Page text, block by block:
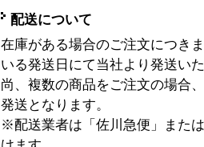
配送について
在庫がある場合のご注文につき
いる発送日にて当社より発送い
尚、複数の商品をご注文の場合
発送となります。
※配送業者は「佐川急便」また